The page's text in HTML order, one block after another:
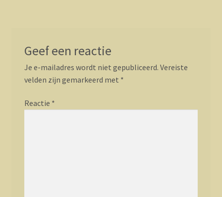
Geef een reactie
Je e-mailadres wordt niet gepubliceerd. Vereiste
velden zijn gemarkeerd met *
Reactie *